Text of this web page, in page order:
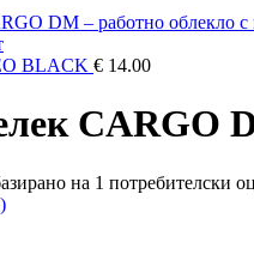
BLACK € 14.00
CARGO
на 1 потребителски